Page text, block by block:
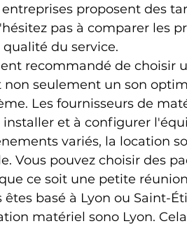
proposent des
pas à comparer les
qualité du service.
recommandé de choisir
non seulement un son
Les fournisseurs de
et à configurer
variés, la location
Vous pouvez choisir des
ce soit une petite
êtes basé à Lyon ou Saint-
matériel sono Lyon.